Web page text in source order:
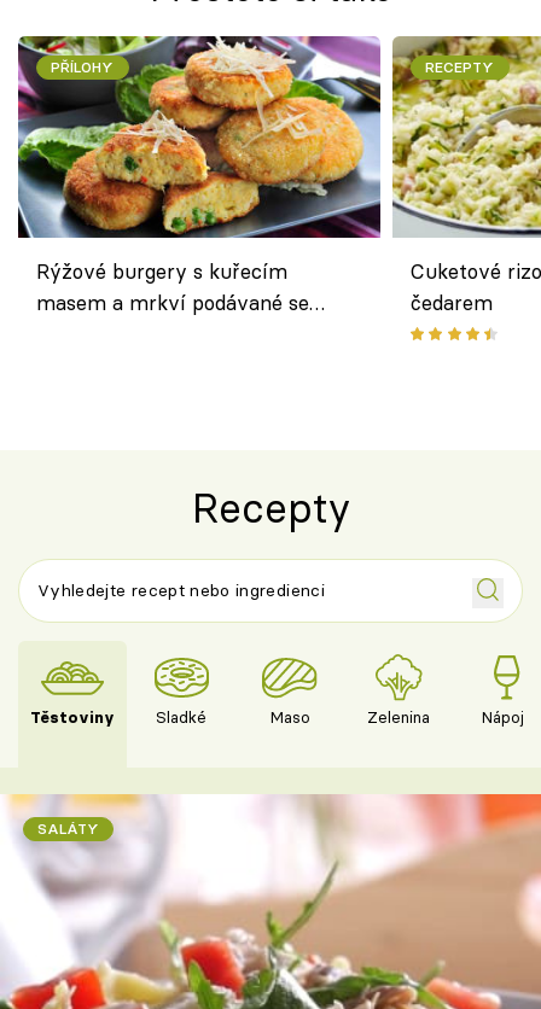
PŘÍLOHY
Rýžové burgery s kuřecím
masem a mrkví podávané se
RECEPTY
Cuketové
čedarem
Recepty
Těstoviny Sladké Maso Zelenina Nápoje
SALÁTY